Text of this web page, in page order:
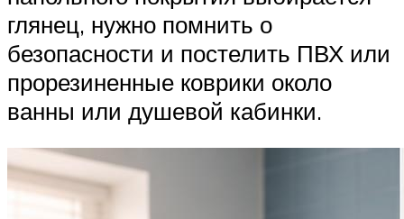
глянец, нужно помнить о
безопасности и постелить ПВХ или
прорезиненные коврики около
ванны или душевой кабинки.